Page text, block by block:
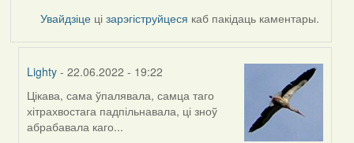
Увайдзіце цізарэгіструйцеся каб пакідаць каментары.
Lighty - 22.06.2022 - 19:22
In
reply
to
Цікава, сама ўпалявала, самца таго
хітрахвостага падпільнавала, ці зноў
абрабавала каго...